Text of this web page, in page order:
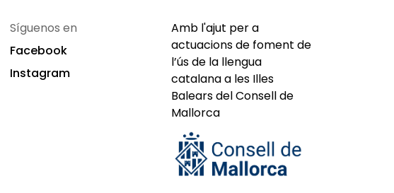
Síguenos en
Facebook
Instagram
Amb l'ajut per a
actuacions de foment de
l’ús de la llengua
catalana a les Illes
Balears del Consell de
Mallorca